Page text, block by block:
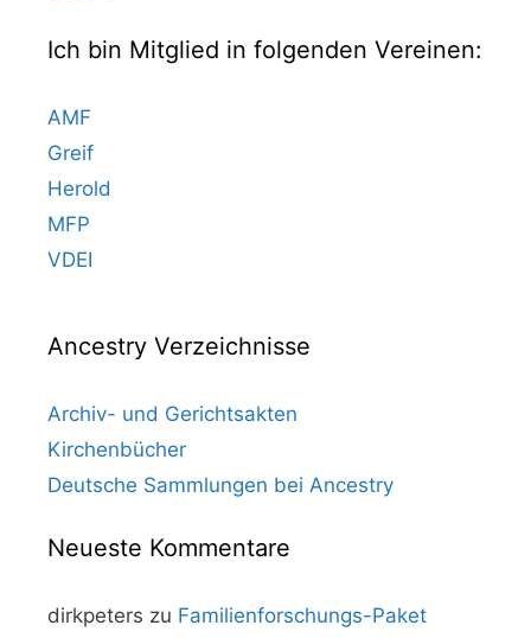
Ich bin Mitglied in folgenden Vereinen:
AMF
Greif
Herold
MFP
VDEI
Ancestry Verzeichnisse
Archiv- und Gerichtsakten
Kirchenbücher
Deutsche Sammlungen bei Ancestry
Neueste Kommentare
dirkpeters zu Familienforschungs-Paket